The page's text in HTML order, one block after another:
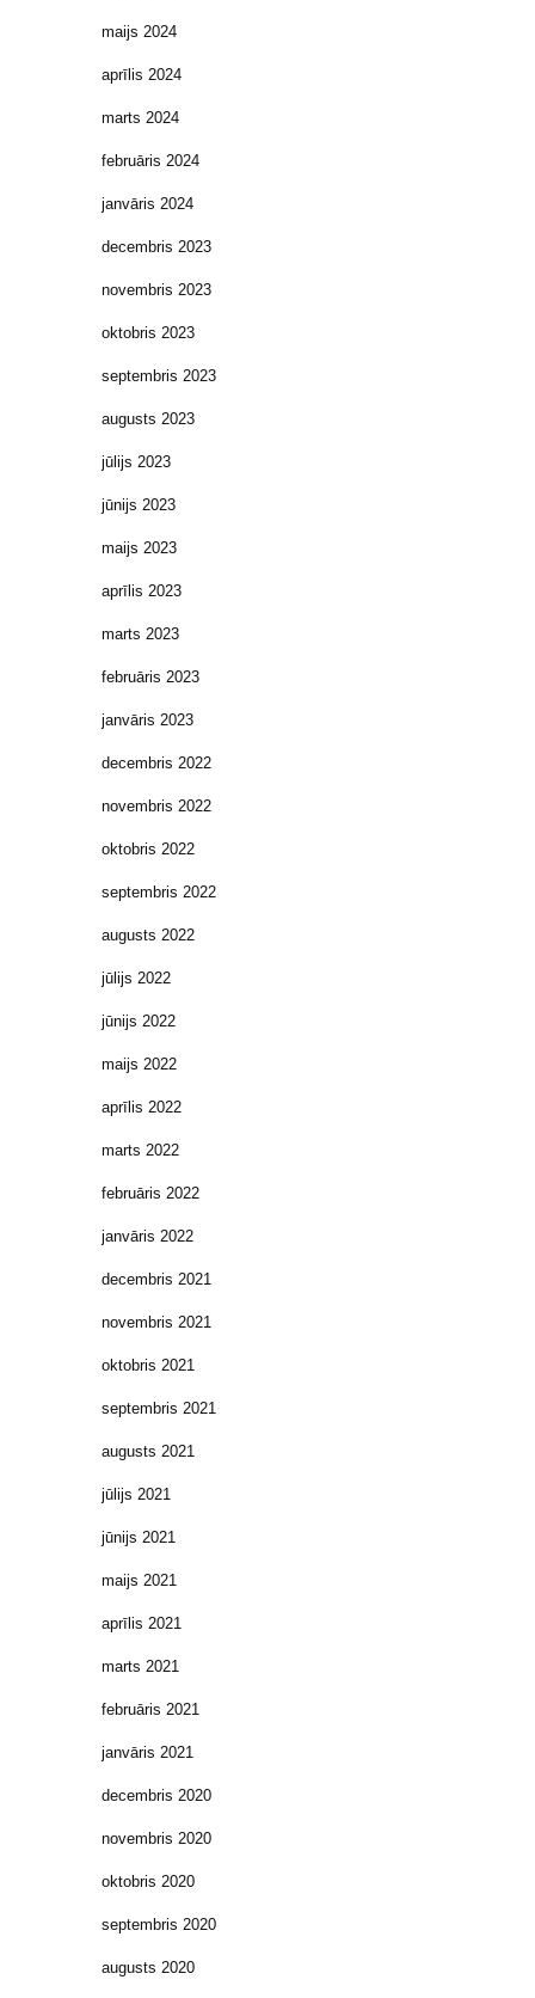
maijs 2024
aprīlis 2024
marts 2024
februāris 2024
janvāris 2024
decembris 2023
novembris 2023
oktobris 2023
septembris 2023
augusts 2023
jūlijs 2023
jūnijs 2023
maijs 2023
aprīlis 2023
marts 2023
februāris 2023
janvāris 2023
decembris 2022
novembris 2022
oktobris 2022
septembris 2022
augusts 2022
jūlijs 2022
jūnijs 2022
maijs 2022
aprīlis 2022
marts 2022
februāris 2022
janvāris 2022
decembris 2021
novembris 2021
oktobris 2021
septembris 2021
augusts 2021
jūlijs 2021
jūnijs 2021
maijs 2021
aprīlis 2021
marts 2021
februāris 2021
janvāris 2021
decembris 2020
novembris 2020
oktobris 2020
septembris 2020
augusts 2020